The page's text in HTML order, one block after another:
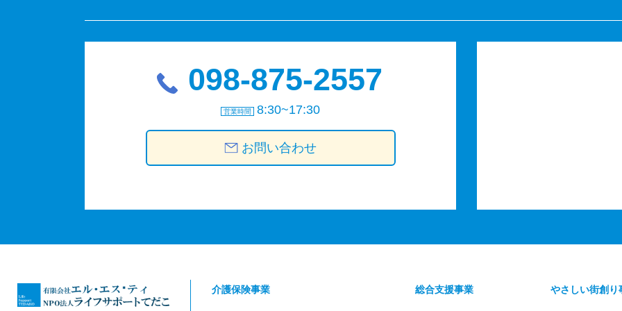
098-875-2557
営業時間 8:30~17:30
お問い合わせ
介護保険事業 総合支援事業 やさしい街創り